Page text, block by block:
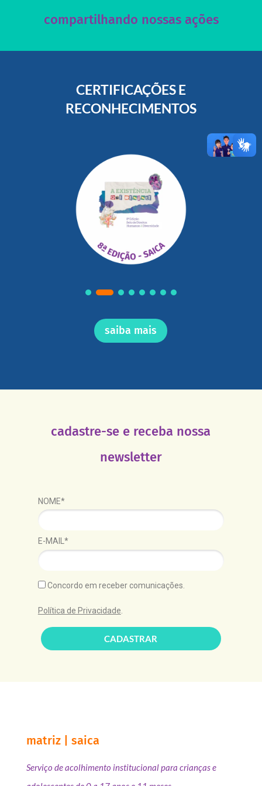
compartilhando nossas ações
CERTIFICAÇÕES E
RECONHECIMENTOS
saiba mais
cadastre-se e receba nossa
newsletter
NOME*
E-MAIL*
Concordo em receber comunicações.
Política de Privacidade
CADASTRAR
matriz | saica
Serviço de acolhimento institucional para crianças e